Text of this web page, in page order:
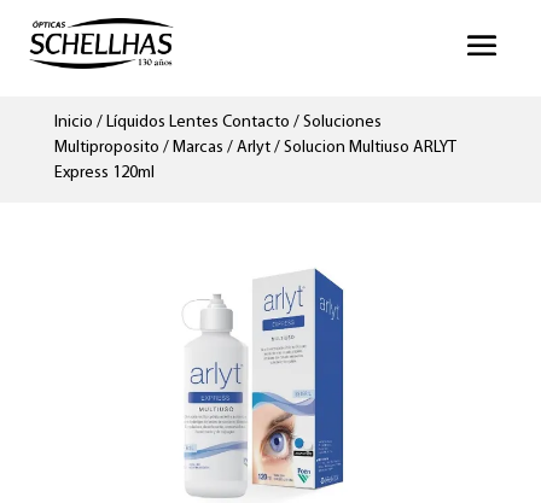
Inicio / Líquidos Lentes Contacto / Soluciones
Multiproposito / Marcas / Arlyt/ Solucion Multiuso ARLYT
Express 120ml